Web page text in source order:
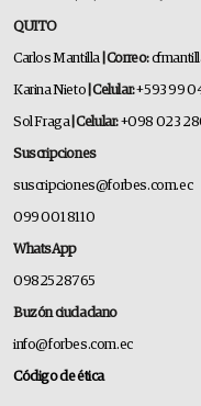
QUITO
Carlos Mantilla | Correo:
Karina Nieto | Celular:+593 99
Sol Fraga| Celular:+098 023
Suscripciones
suscripciones@forbes.com.ec
099 001 8110
WhatsApp
0982528765
Buzón ciudadano
info@forbes.com.ec
Código de ética